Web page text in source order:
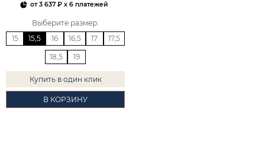
от3 637 ₽ x 6 платежей
Выберите размер:
15
15,5 16 16,5 17 17,5
18,5 19
Купить в один клик
В КОРЗИНУ